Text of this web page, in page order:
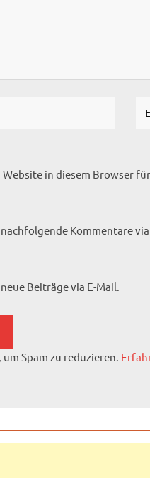
Website in diesem Browser
Kommentare via
Beiträge via E-Mail.
Spam zu reduzieren.